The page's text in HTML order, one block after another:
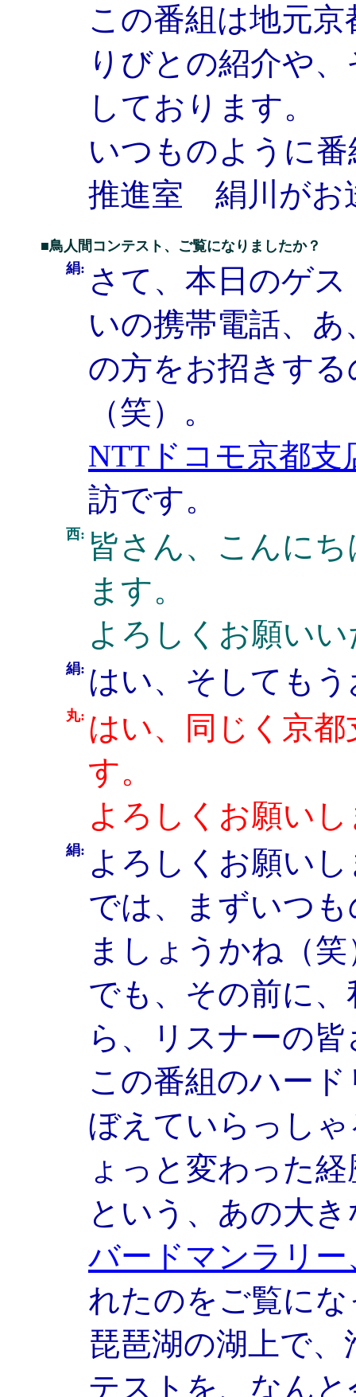
この番組は地元
りびとの紹介や
しております。
いつものように
推進室 絹川がお
■鳥人間コンテスト、ご覧になりましたか？
絹: さて、本日のゲ
いの携帯電話、
の方をお招きす
（笑）。
NTTドコモ京都支
訪です。
西: 皆さん、こんに
ます。
よろしくお願い
絹: はい、そしても
丸: はい、同じく京
す。
よろしくお願い
絹: よろしくお願い
では、まずいつ
ましょうかね（笑
でも、その前に
ら、リスナーの
この番組のハー
ぼえていらっし
ょっと変わった
という、あの大
バードマンラリ
れたのをご覧に
琵琶湖の湖上で
テストを、なん